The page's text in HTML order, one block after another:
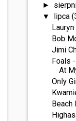
►
▼ lipca
Bob
Jimi
Foals
At
Only
Beach